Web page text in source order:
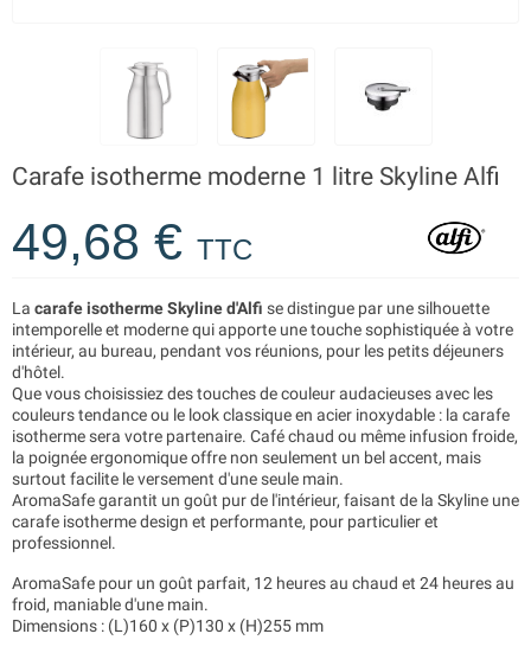
Carafe isotherme moderne 1 litre Skyline Alfi
49,68 € TTC
La carafe isotherme Skyline d'Alfi se distingue par une silhouette
intemporelle et moderne qui apporte une touche sophistiquée à votre
intérieur, au bureau, pendant vos réunions, pour les petits déjeuners
d'hôtel.
Que vous choisissiez des touches de couleur audacieuses avec les
couleurs tendance ou le look classique en acier inoxydable : la carafe
isotherme sera votre partenaire. Café chaud ou même infusion froide,
la poignée ergonomique offre non seulement un bel accent, mais
surtout facilite le versement d'une seule main.
AromaSafe garantit un goût pur de l'intérieur, faisant de la Skyline une
carafe isotherme design et performante, pour particulier et
professionnel.
AromaSafe pour un goût parfait, 12 heures au chaud et 24 heures au
froid, maniable d'une main.
Dimensions : (L)160 x (P)130 x (H)255 mm